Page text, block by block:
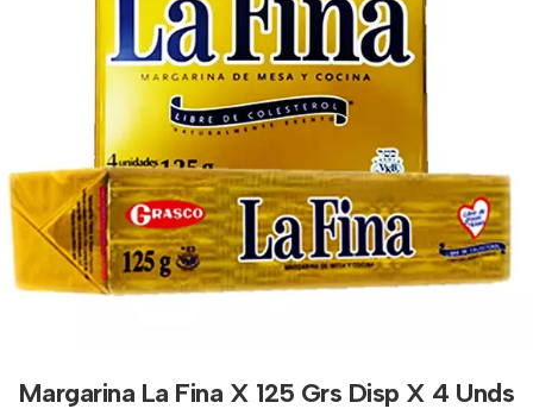
Margarina La Fina X 125 Grs Disp X 4 Unds